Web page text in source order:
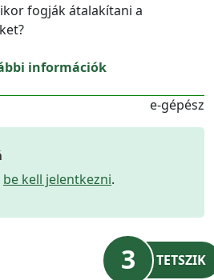
fogják átalakítani a
információk
e-gépész
be kell jelentkezni.
3 TETSZIK